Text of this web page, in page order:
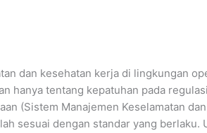
dan kesehatan kerja di lingkungan
hanya tentang kepatuhan pada
(Sistem Manajemen Keselamatan
sesuai dengan standar yang berlaku.